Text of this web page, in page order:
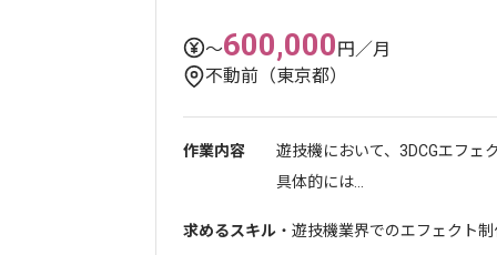
〜600,000円／月
不動前（東京都）
作業内容
遊技機において、3DCGエフェ
具体的には...
求めるスキル ・遊技機業界でのエフェクト